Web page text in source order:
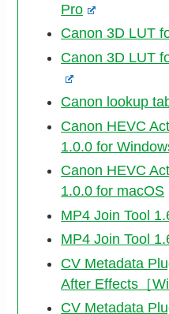
Pro
Canon 3D LUT
Canon 3D LUT
Canon lookup
Canon HEVC
1.0.0 for
Canon HEVC
1.0.0 for macOS
MP4 Join Tool
MP4 Join Tool
CV Metadata
After Effects［
CV Metadata